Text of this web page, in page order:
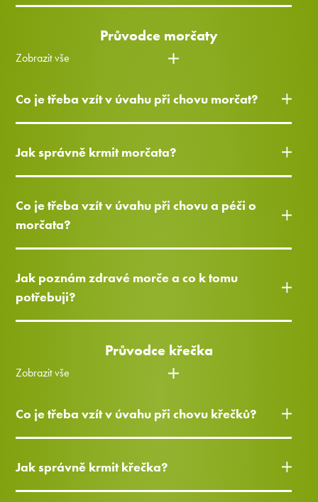
Průvodce morčaty
Zobrazit vše
Co je třeba vzít v úvahu při chovu morčat?
Jak správně krmit morčata?
Co je třeba vzít v úvahu při chovu a péči o
morčata?
Jak poznám zdravé morče a co k tomu
potřebuji?
Průvodce křečka
Zobrazit vše
Co je třeba vzít v úvahu při chovu křečků?
Jak správně krmit křečka?